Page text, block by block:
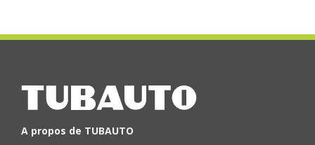
A propos de TUBAUTO